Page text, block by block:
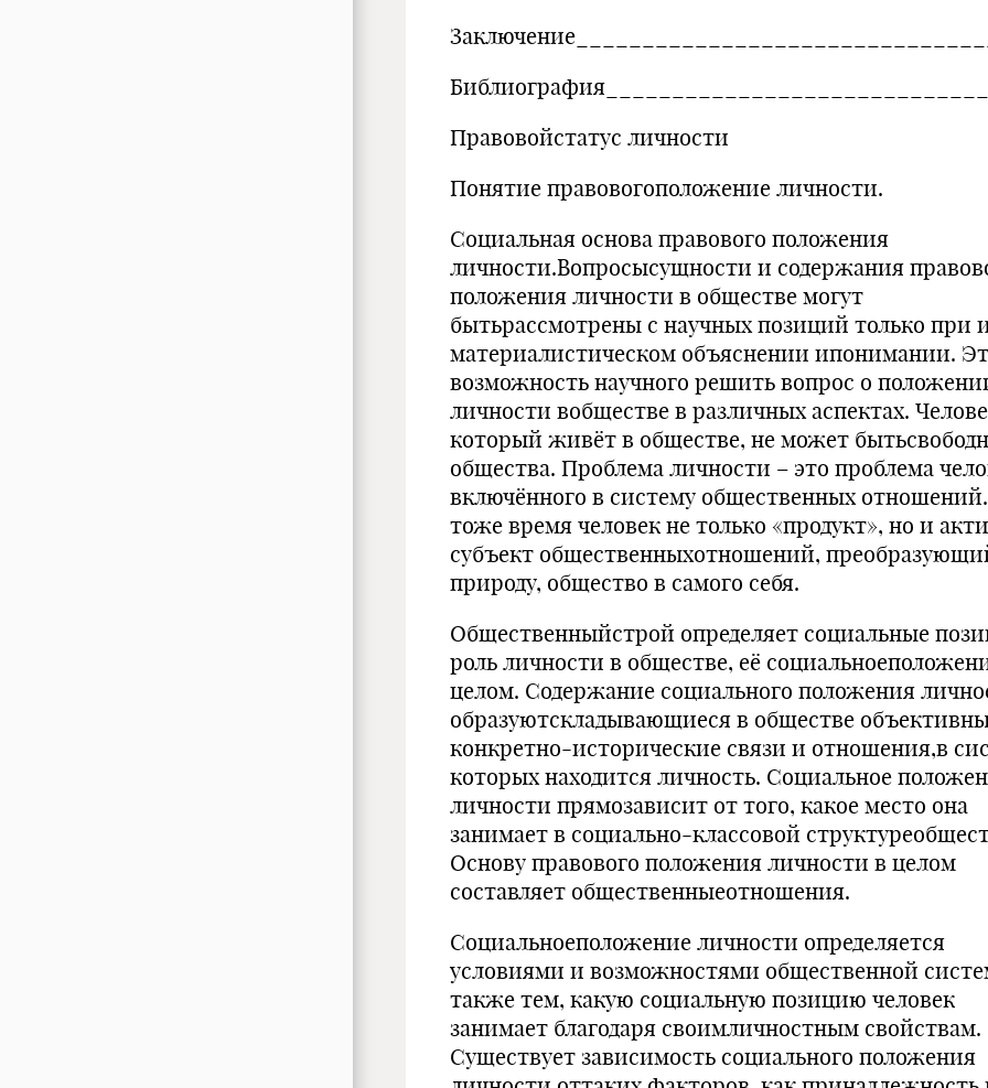
Правовойстатус личности
Понятие правовогоположение личности.
Социальная основа правового положения
личности.Вопросысущности и содержания
положения личности в обществе могут
бытьрассмотрены с научных позиций только при
материалистическом объяснении ипонимании.
возможность научного решить вопрос о
личности вобществе в различных аспектах.
который живёт в обществе, не может
общества. Проблема личности – это проблема
включённого в систему общественных
тоже время человек не только «продукт», но и
субъект общественныхотношений,
природу, общество в самого себя.
Общественныйстрой определяет социальные
роль личности в обществе, её
целом. Содержание социального положения
образуютскладывающиеся в обществе
конкретно-исторические связи и отношения,в
которых находится личность. Социальное
личности прямозависит от того, какое место она
занимает в социально-классовой
Основу правового положения личности в целом
составляет общественныеотношения.
Социальноеположение личности определяется
условиями и возможностями общественной
также тем, какую социальную позицию человек
занимает благодаря своимличностным свойствам.
Существует зависимость социального положения